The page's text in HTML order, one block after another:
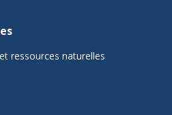
ressources naturelles